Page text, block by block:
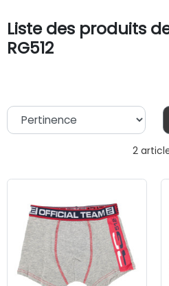
Liste des produits
RG512
2